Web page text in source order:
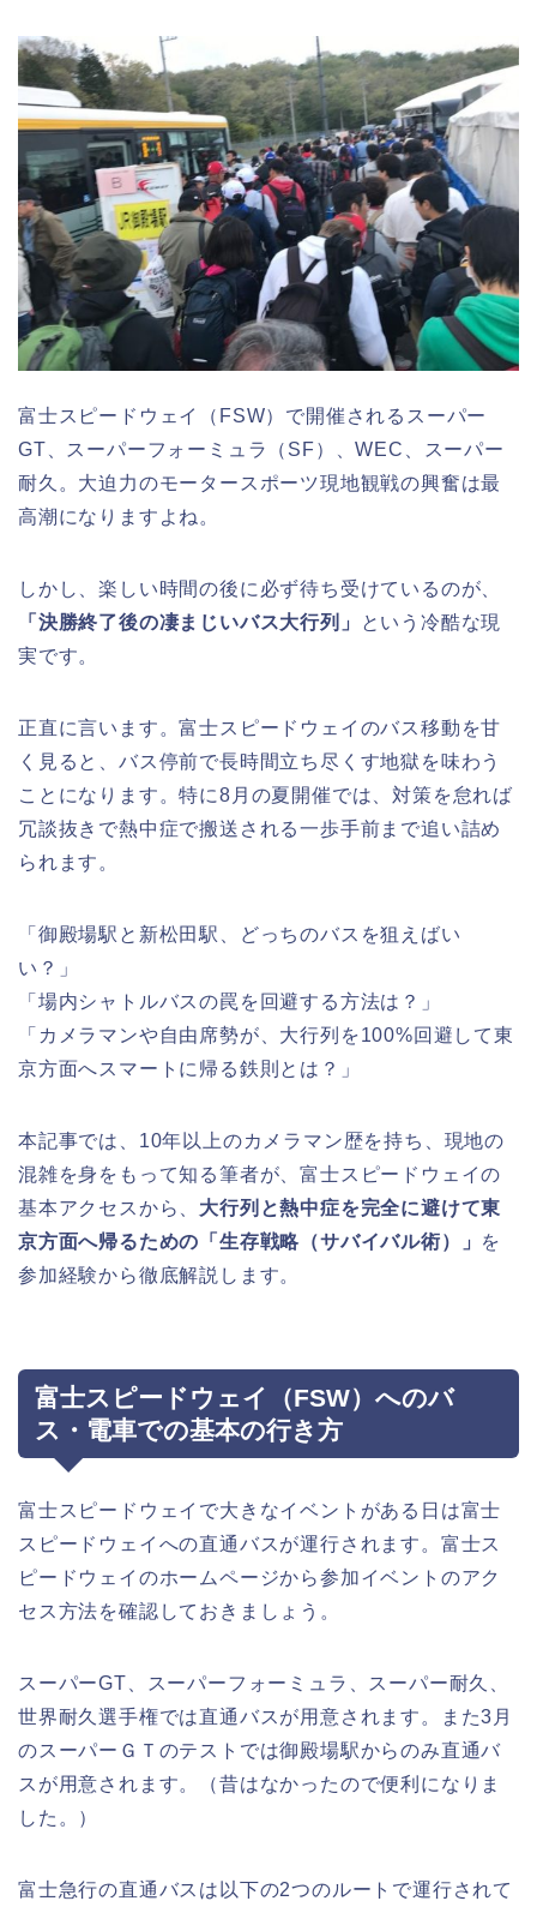
富士スピードウェイ（FSW）で開催されるスーパー
GT、スーパーフォーミュラ（SF）、WEC、スーパー
耐久。大迫力のモータースポーツ現地観戦の興奮は最
高潮になりますよね。
しかし、楽しい時間の後に必ず待ち受けているのが、
「決勝終了後の凄まじいバス大行列」
という冷酷な現
実です。
正直に言います。富士スピードウェイのバス移動を甘
く見ると、バス停前で長時間立ち尽くす地獄を味わう
ことになります。特に8月の夏開催では、対策を怠れば
冗談抜きで熱中症で搬送される一歩手前まで追い詰め
られます。
「御殿場駅と新松田駅、どっちのバスを狙えばい
い？」
「場内シャトルバスの罠を回避する方法は？」
「カメラマンや自由席勢が、大行列を100%回避して東
京方面へスマートに帰る鉄則とは？」
本記事では、10年以上のカメラマン歴を持ち、現地の
混雑を身をもって知る筆者が、富士スピードウェイの
基本アクセスから、 大行列と熱中症を完全に避けて東
京方面へ帰るための「生存戦略（サバイバル術）」 を
参加経験から徹底解説します。
富士スピードウェイ（FSW）へのバ
ス・電車での基本の行き方
富士スピードウェイで大きなイベントがある日は富士
スピードウェイへの直通バスが運行されます。富士ス
ピードウェイのホームページから参加イベントのアク
セス方法を確認しておきましょう。
スーパーGT、スーパーフォーミュラ、スーパー耐久、
世界耐久選手権では直通バスが用意されます。また3月
のスーパーＧＴのテストでは御殿場駅からのみ直通バ
スが用意されます。（昔はなかったので便利になりま
した。）
富士急行の直通バスは以下の2つのルートで運行されて